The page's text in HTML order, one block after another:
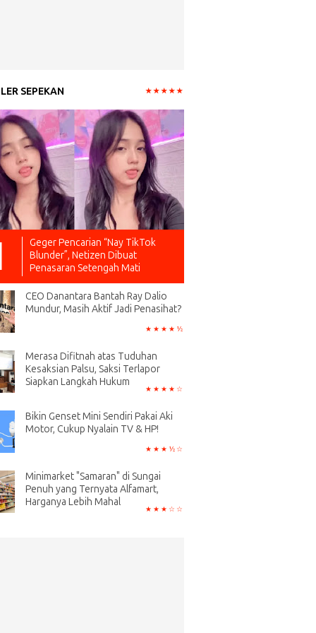
SEPEKAN
Geger Pencarian “Nay TikTok
Blunder”, Netizen Dibuat
Penasaran Setengah Mati
CEO Danantara Bantah Ray Dalio
Mundur, Masih Aktif Jadi Penasihat?
Merasa Difitnah atas Tuduhan
Kesaksian Palsu, Saksi Terlapor
Siapkan Langkah Hukum
Bikin Genset Mini Sendiri Pakai Aki
Motor, Cukup Nyalain TV & HP!
Minimarket "Samaran" di Sungai
Penuh yang Ternyata Alfamart,
Harganya Lebih Mahal